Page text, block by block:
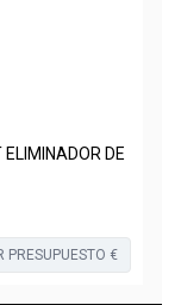
DE
PRESUPUESTO €